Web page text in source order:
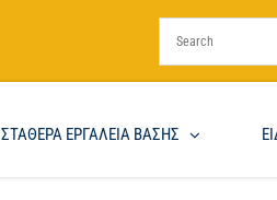
ΣΤΑΘΕΡΑ ΕΡΓΑΛΕΙΑ ΒΑΣΗΣ